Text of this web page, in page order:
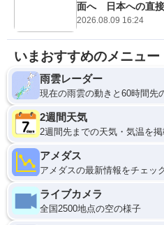
面へ 日本への直
2026.08.09 16:24
いまおすすめのメニュー
雨雲レーダー
現在の雨雲の動きと60時間先
2週間天気
2週間先までの天気・気温を
アメダス
アメダスの最新情報をチェッ
ライブカメラ
全国2500地点の空の様子